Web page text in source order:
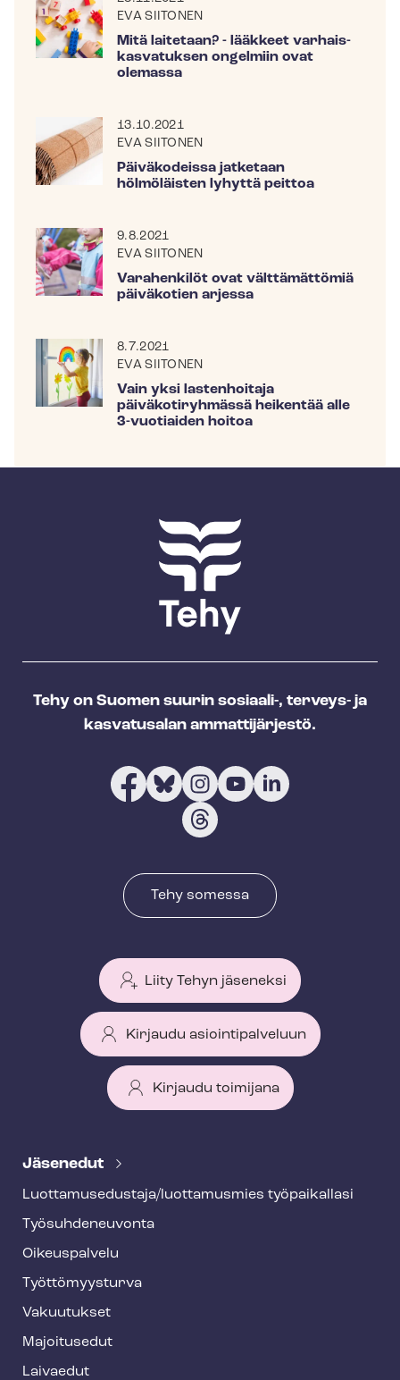
EVA SIITONEN
Mitä laitetaan? - lääkkeet var­hais­
kas­va­tuk­sen ongelmiin ovat
olemassa
13.10.2021
EVA SIITONEN
Päiväkodeissa jatketaan
hölmöläisten lyhyttä peittoa
9.8.2021
EVA SIITONEN
Varahenkilöt ovat välttämättömiä
päiväkotien arjessa
8.7.2021
EVA SIITONEN
Vain yksi lastenhoitaja
päiväkotiryhmässä heikentää alle
3-vuotiaiden hoitoa
Tehy on Suomen suurin sosiaali-, terveys- ja
kasvatusalan ammattijärjestö.
Tehy somessa
Liity Tehyn jäseneksi
Kirjaudu asiointipalveluun
Kirjaudu toimijana
e
f
o
o
t
e
Jäsenedut
Luot­ta­muse­dus­ta­ja/luottamusmies työpaikallasi
Työ­suh­de­neu­von­ta
Oikeuspalvelu
Työt­tö­myys­tur­va
Vakuutukset
Majoitusedut
Laivaedut